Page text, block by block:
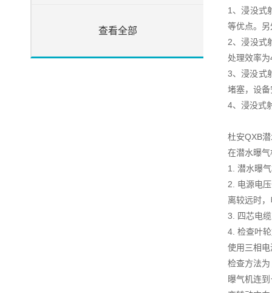
查看全部
1、浸没式
等优点。
2、浸没式
处理效率
3、浸没式
堵塞，设
4、浸没式
杜安QXB
在潜水曝
1. 潜水曝
2. 电源电
离较远时
3. 四芯电
4. 检查叶
使用三相
检查方法
曝气机连